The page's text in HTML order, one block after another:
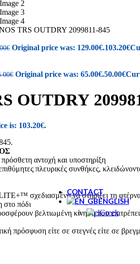
CONTACT
ENGLISH
Greek
TRS OUTDRY 2099811-845
€ Original price was: 129.00€.103.20€
€ Original price was: 65.00€.50.00€
OUTDRY
is: 103.20€.
845.
αντοχή και υποστηρίξη
πλευρικές συνθήκες,
σχεδιασμένη να στηρίζει τη φτέρνα
στο πόδι
βελτιωμένη κίνηση που
πρόσφυση είτε σε στεγνές είτε σε